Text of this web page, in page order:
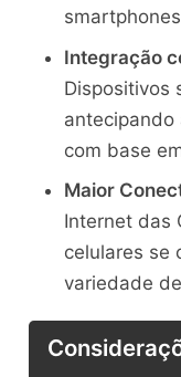
Integração
Dispositivos
antecipando
com base
Maior
Internet das
celulares se
variedade